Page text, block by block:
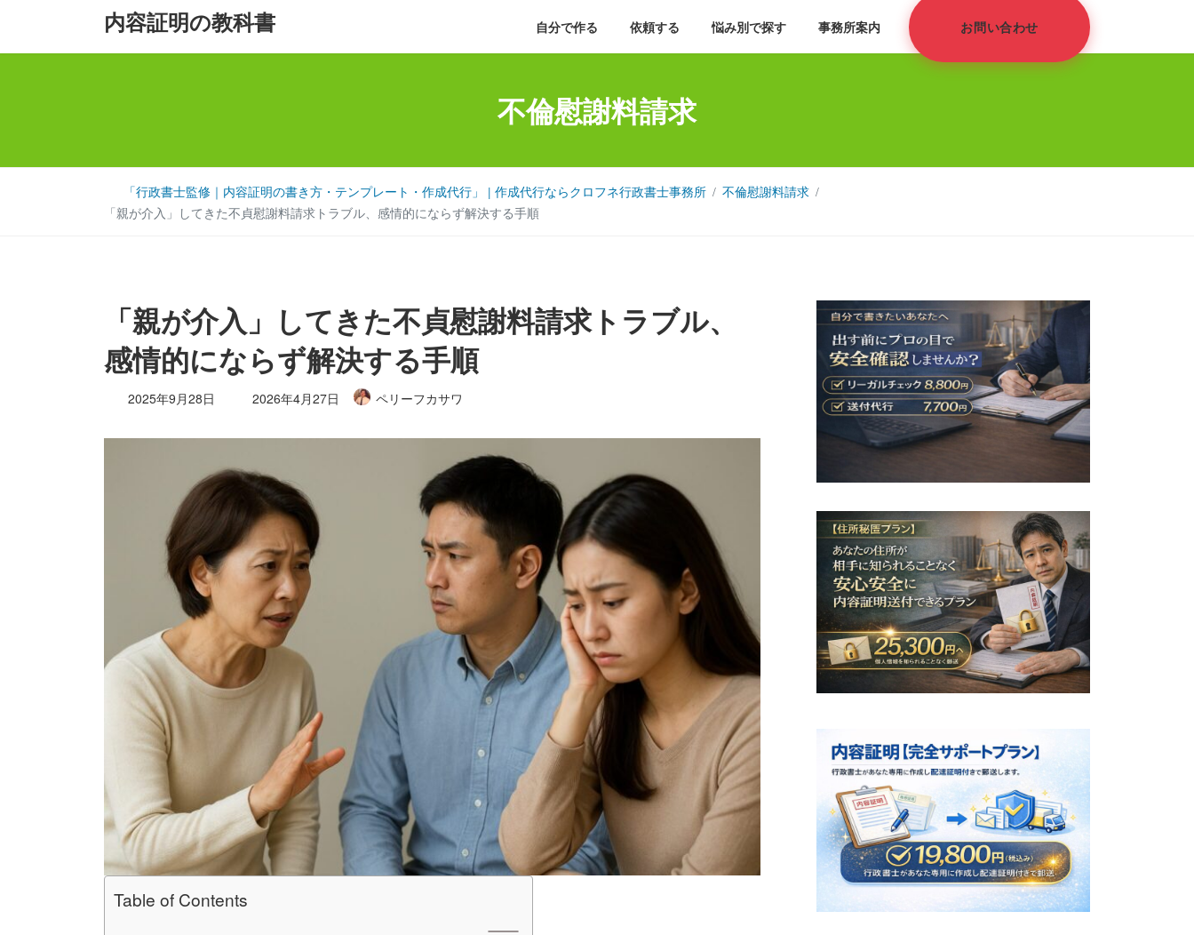
内容証明の教科書 自分で作る 依頼する 悩み別で探す 事務所案内 お問い合わせ
不倫慰謝料請求
「行政書士監修｜内容証明の書き方・テンプレート・作成代行」 | 作成代行ならクロフネ行政書士事務所
不倫慰謝料請求
「親が介入」してきた不貞慰謝料請求トラブル、感情的にならず解決する手順
「親が介入」してきた不貞慰謝料請求トラブル、
感情的にならず解決する手順
2025年9月28日
最
更
日
:
2026年4月27日 ペリーフカサワ
Table of Contents